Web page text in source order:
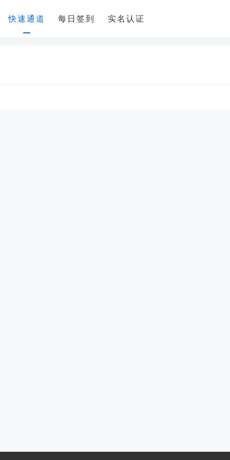
快速通道 每日签到 实名认证